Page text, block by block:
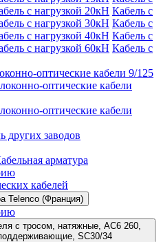
с нагрузкой 20кН Кабель с
с нагрузкой 30кН Кабель с
с нагрузкой 40кН Кабель с
с нагрузкой 60кН Кабель с
оптические кабели 9/125
оптические кабели
оптические кабели
других заводов
арматура
кабелей
Telenco (Франция)
с тросом, натяжные, AC6 260,
SC30/34